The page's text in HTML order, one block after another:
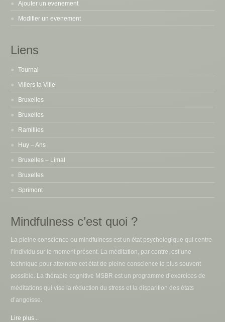
Ajouter un evenement
Modifier un evenement
Liens
Tournai
Villers la Ville
Bruxelles
Bruxelles
Ramillies
Huy – Ans
Bruxelles – Limal
Bruxelles
Sprimont
Mindfulness c’est quoi ?
La pleine conscience ou mindfulness est un état psychologique qui centre
l’individu sur le moment présent. La méditation, par contre, est une
technique pour atteindre cet état de pleine conscience le plus souvent
possible. La thérapie cognitive MSBR est un programme d’exercices de
méditations qui vise la réduction du stress et la disparition des états
d’angoisse.
Lire plus...